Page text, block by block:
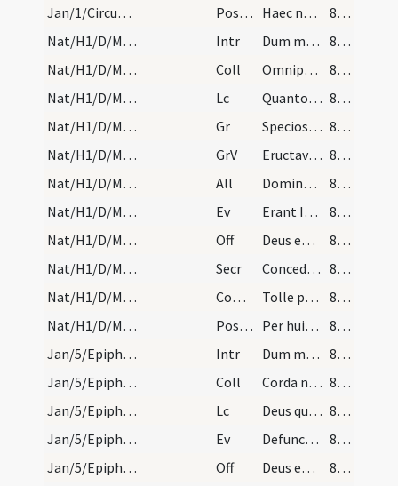
Jan/1/Circumcisio/M2/Mass Propers Postcomm Haec nos communio Domine purget a crimine
84 (6v)
Nat/H1/D/M2/Mass Propers
Intr Dum medium silentium
84 (6v)
Nat/H1/D/M2/Mass Propers
Coll Omnipotens sempiterne Deus dirige actus nostros
84 (6v)
Nat/H1/D/M2/Mass Propers
Lc Quanto tempore heres parvulus est
84 (6v)
Nat/H1/D/M2/Mass Propers
Gr Speciosus forma prae filiis hominum
84 (6v)
Nat/H1/D/M2/Mass Propers
GrV Eructavit cor meum verbum bonum
85 (7r)
Nat/H1/D/M2/Mass Propers
All Dominus regnavit decorem induit
85 (7r)
Nat/H1/D/M2/Mass Propers
Ev Erant Ioseph et Maria mater Iesu mirantes
85 (7r)
Nat/H1/D/M2/Mass Propers
Off Deus enim firmavit orbem terrae
85 (7r)
Nat/H1/D/M2/Mass Propers
Secr Concede quaesumus Domine ut oculis tuae maiestatis
85 (7r)
Nat/H1/D/M2/Mass Propers
Comm Tolle puerum et matrem eius
85 (7r)
Nat/H1/D/M2/Mass Propers
Postcomm Per huius Domine operationem mysterii
85 (7r)
Jan/5/Epiphania (Vigilia)/M2/Mass Propers
Intr Dum medium silentium
85 (7r)
Jan/5/Epiphania (Vigilia)/M2/Mass Propers
Coll Corda nostra quaesumus Domine venturae festivitatis splendor illustret
85 (7r)
Jan/5/Epiphania (Vigilia)/M2/Mass Propers
Lc Deus qui dixit de tenebris
85 (7r)
Jan/5/Epiphania (Vigilia)/M2/Mass Propers
Ev Defuncto Herode
86 (7v)
Jan/5/Epiphania (Vigilia)/M2/Mass Propers
Off Deus enim firmavit orbem terrae
86 (7v)